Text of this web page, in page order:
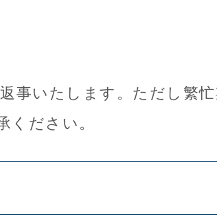
事いたします。ただし繁
ください。